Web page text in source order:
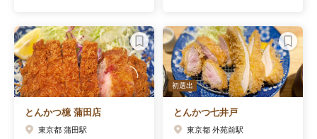
とんかつ檍 蒲田店
東京都 蒲田駅
初選出
とんかつ七井戸
東京都 外苑前駅